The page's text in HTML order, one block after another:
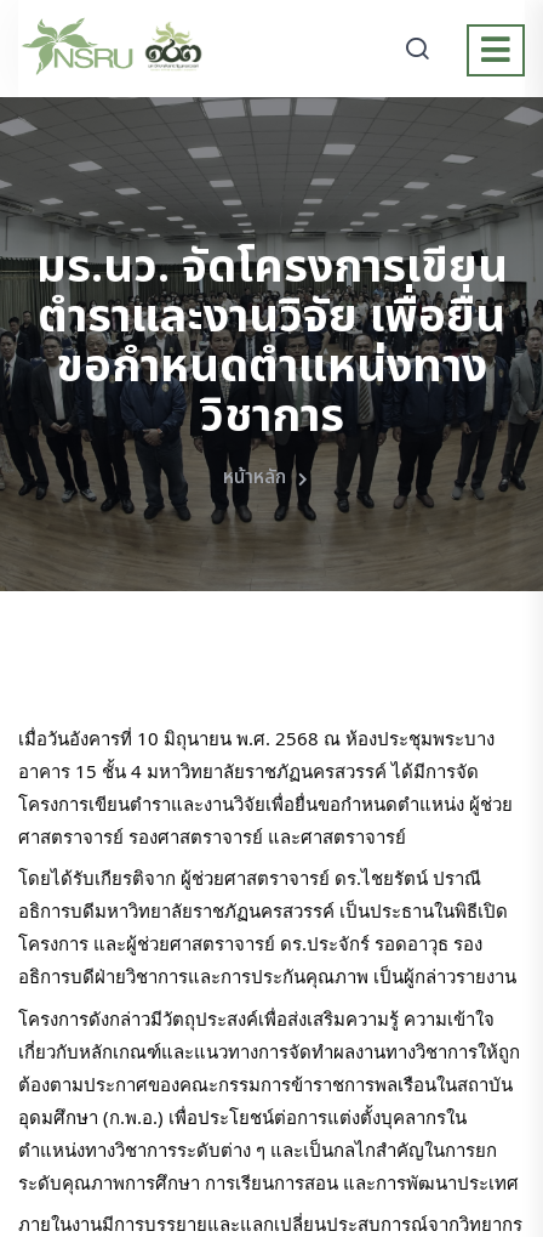
มร.นว. จัดโครงการเขียน
ตำราและงานวิจัย เพื่อยื่น
ขอกำหนดตำแหน่งทาง
วิชาการ
หน้าหลัก
เมื่อวันอังคารที่ 10 มิถุนายน พ.ศ. 2568 ณ ห้องประชุมพระบาง
อาคาร 15 ชั้น 4 มหาวิทยาลัยราชภัฏนครสวรรค์ ได้มีการจัด
โครงการเขียนตำราและงานวิจัยเพื่อยื่นขอกำหนดตำแหน่ง ผู้ช่วย
ศาสตราจารย์ รองศาสตราจารย์ และศาสตราจารย์
โดยได้รับเกียรติจาก ผู้ช่วยศาสตราจารย์ ดร.ไชยรัตน์ ปราณี
อธิการบดีมหาวิทยาลัยราชภัฏนครสวรรค์ เป็นประธานในพิธีเปิด
โครงการ และผู้ช่วยศาสตราจารย์ ดร.ประจักร์ รอดอาวุธ รอง
อธิการบดีฝ่ายวิชาการและการประกันคุณภาพ เป็นผู้กล่าวรายงาน
โครงการดังกล่าวมีวัตถุประสงค์เพื่อส่งเสริมความรู้ ความเข้าใจ
เกี่ยวกับหลักเกณฑ์และแนวทางการจัดทำผลงานทางวิชาการให้ถูก
ต้องตามประกาศของคณะกรรมการข้าราชการพลเรือนในสถาบัน
อุดมศึกษา (ก.พ.อ.) เพื่อประโยชน์ต่อการแต่งตั้งบุคลากรใน
ตำแหน่งทางวิชาการระดับต่าง ๆ และเป็นกลไกสำคัญในการยก
ระดับคุณภาพการศึกษา การเรียนการสอน และการพัฒนาประเทศ
ภายในงานมีการบรรยายและแลกเปลี่ยนประสบการณ์จากวิทยากร